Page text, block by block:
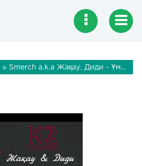
» Smerch a.k.a Жақау, Диди - Ұмытпадым